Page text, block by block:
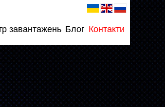
завантажень Блог Контакти